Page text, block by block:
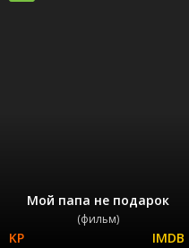
Мой папа не подарок
(фильм)